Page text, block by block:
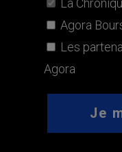
La
Agora
Les
Agora